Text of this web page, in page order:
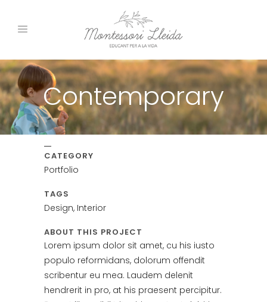
Contemporary
CATEGORY
Portfolio
TAGS
Design, Interior
ABOUT THIS PROJECT
Lorem ipsum dolor sit amet, cu his iusto
populo reformidans, dolorum offendit
scribentur eu mea. Laudem delenit
hendrerit in pro, at his praesent percipitur.